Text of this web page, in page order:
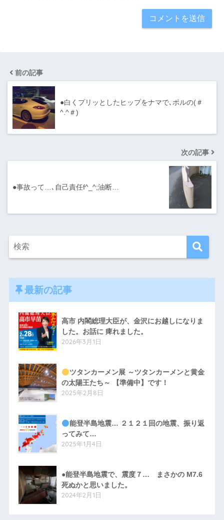
前の記事
●白くプリッとしたヒップをナマで､ポルの(＃
^.^＃)
次の記事
●事故って…､自己責任f^_^;油断…
最新の記事
高市 内閣総理大臣が、金沢にお越しになりま
した。お話に 痺れました。
2026年3月1日
ツタンカーメン展 ～ツタンカーメンと黄金
の太陽王たち～ 【準備中】です！
2025年2月8日
能登半島地震… ２１２１回の地震、振り返
ってみて…
2025年1月4日
●能登半島地震で、震度７… まさかの M7.6
死ぬかと思いました。
2024年2月1日